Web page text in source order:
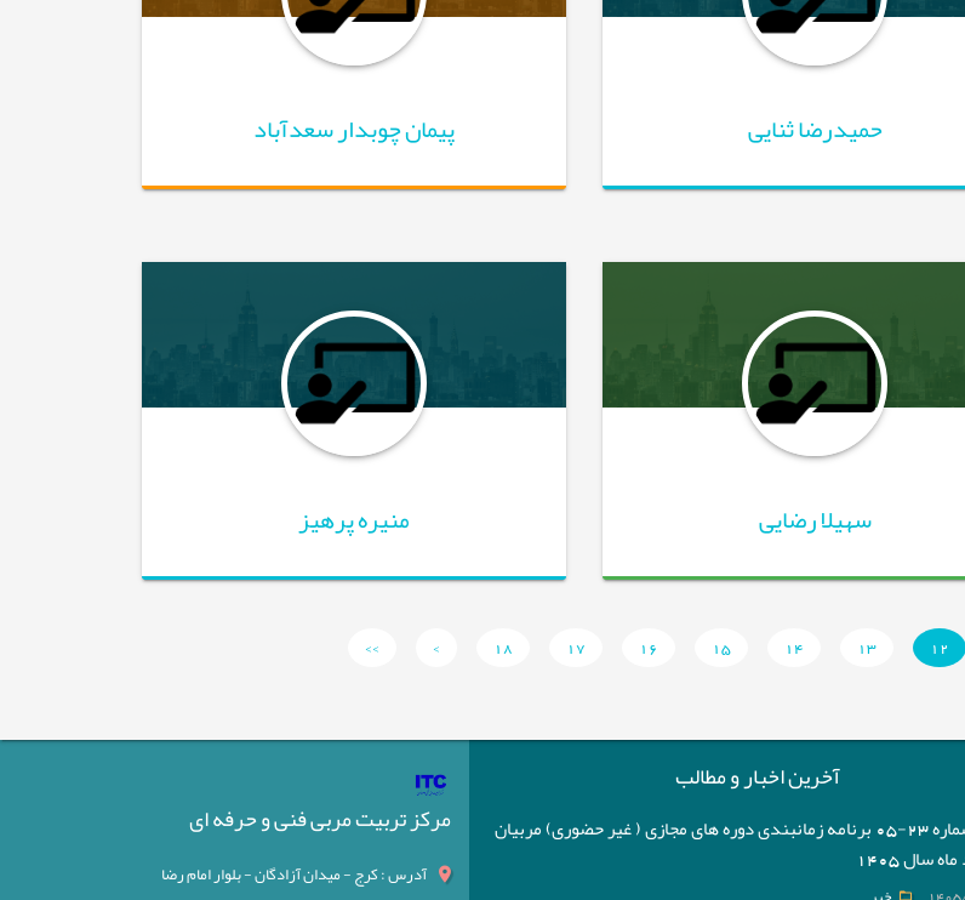
حمیدرضا ثنایی پیمان چوبدار سعدآباد
سهیلا رضایی منیره پرهیز
12
13
14
15
16
17
18
>
>>
آخرین اخبار و مطالب
اطلاعیه شماره 23-05 برنامه زمانبندی دوره های مجازی ( غیر حضوری) مربیان
مرکز تربیت مربی فنی و حرفه ای
آدرس : کرج - میدان آزادگان - بلوار امام رضا